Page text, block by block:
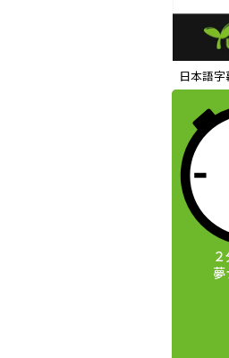
日本語字
夢
動
夢
読